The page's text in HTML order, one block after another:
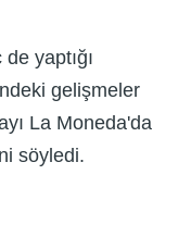
yaptığı
gelişmeler
La Moneda'da
söyledi.